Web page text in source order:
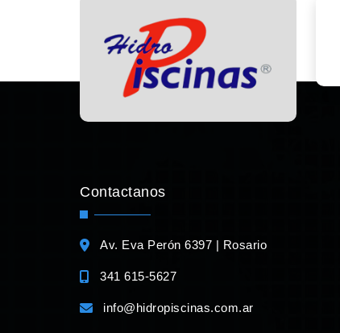
Contactanos
Av. Eva Perón 6397 | Rosario
341 615-5627
info@hidropiscinas.com.ar